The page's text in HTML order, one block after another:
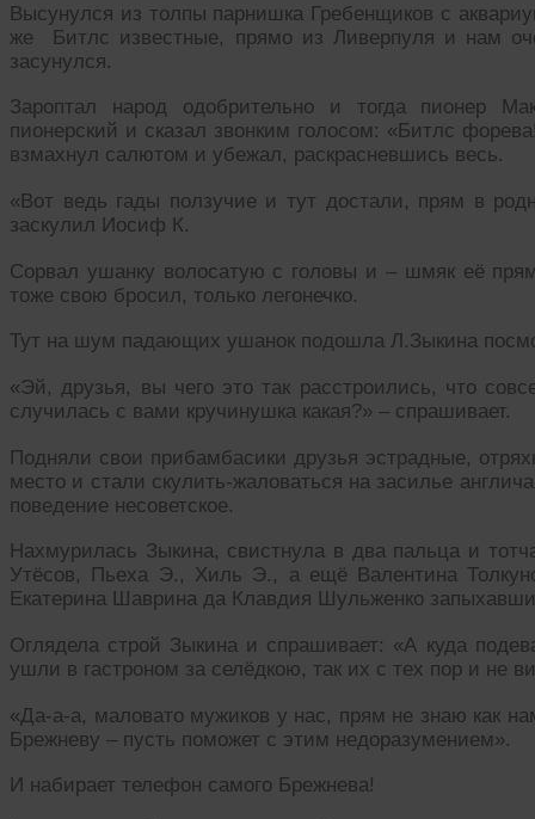
Высунулся из толпы парнишка Гребенщиков с
же Битлс известные, прямо из Ливерпуля и нам
засунулся.
Зароптал народ одобрительно и тогда пионер
пионерский и сказал звонким голосом: «Битлс
взмахнул салютом и убежал, раскрасневшись весь.
«Вот ведь гады ползучие и тут достали, прям в
заскулил Иосиф К.
Сорвал ушанку волосатую с головы и – шмяк её
тоже свою бросил, только легонечко.
Тут на шум падающих ушанок подошла Л.Зыкина
«Эй, друзья, вы чего это так расстроились, что
случилась с вами кручинушка какая?» – спрашивает.
Подняли свои прибамбасики друзья эстрадные,
место и стали скулить-жаловаться на засилье
поведение несоветское.
Нахмурилась Зыкина, свистнула в два пальца и
Утёсов, Пьеха Э., Хиль Э., а ещё Валентина
Екатерина Шаврина да Клавдия Шульженко
Оглядела строй Зыкина и спрашивает: «А куда
ушли в гастроном за селёдкою, так их с тех пор и не
«Да-а-а, маловато мужиков у нас, прям не знаю как
Брежневу – пусть поможет с этим недоразумением».
И набирает телефон самого Брежнева!